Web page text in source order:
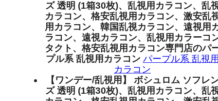
ズ 透明 (1箱30枚)、乱視用カラコン、乱
カラコン、格安乱視用カラコン、激安乱
用カラコン、韓国乱視カラコン、遠視用
ラコン、遠視カラコン、乱視用カラーコ
タクト、格安乱視用カラコン専門店のパ
プル系 乱視用カラコン パープル系 乱視
カラコン
【ワンデー/乱視用】 ボシュロム ソフレ
ズ 透明 (1箱30枚)、乱視用カラコン、乱